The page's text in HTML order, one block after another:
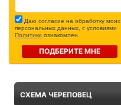
Даю согласие на обработку моих
персональных данных, с условиями
Политики ознакомлен.
ПОДБЕРИТЕ МНЕ
СХЕМА ЧЕРЕПОВЕЦ